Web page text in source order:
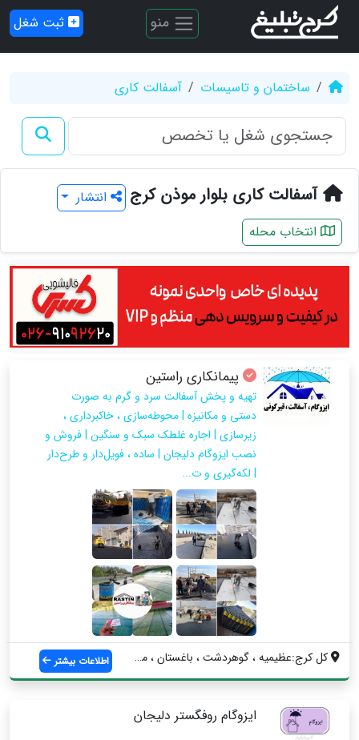
منو ثبت شغل
ساختمان و تاسیسات آسفالت کاری
آسفالت کاری بلوار موذن کرج
انتشار
انتخاب محله
پیمانکاری راستین
تهیه و پخش آسفالت سرد و گرم به‌ صورت
دستی و مکانیزه | محوطه‌سازی ، خاکبرداری ،
زیرسازی | اجاره غلطک سبک و سنگین | فروش و
نصب ایزوگام دلیجان | ساده ، فویل‌دار و طرح‌دار
| لکه‌گیری و ت...
کل کرج:عظیمیه ، گوهردشت ، باغستان ، مهرش... اطلاعات بیشتر
ایزوگام روفگستر دلیجان